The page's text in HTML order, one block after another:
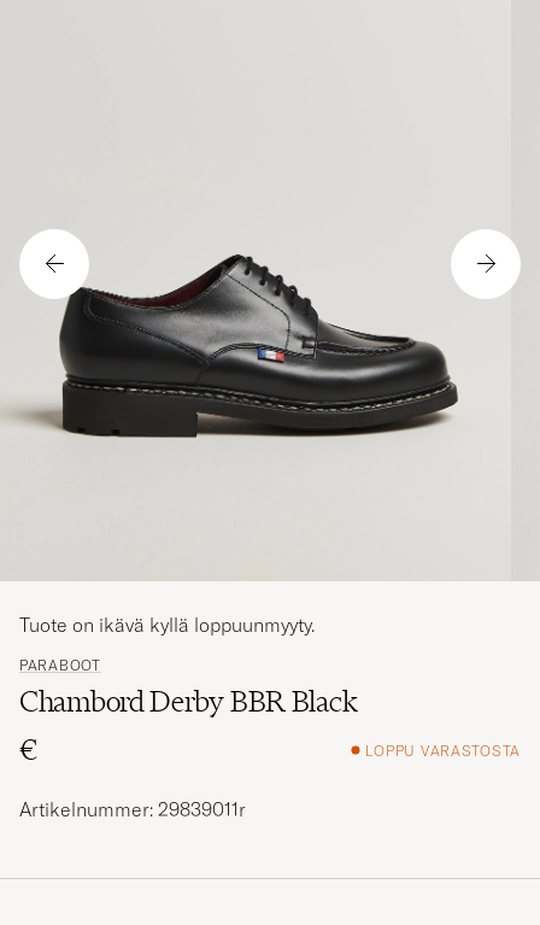
PARABOOT
Chambord Derby BBR Black
€
LOPPU VARASTOSTA
Tuote on ikävä kyllä loppuunmyyty.
Artikelnummer: 29839011r